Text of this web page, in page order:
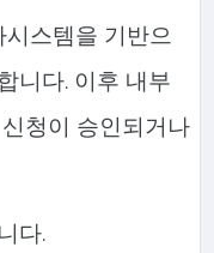
스템을 기반으
니다. 이후 내부
청이 승인되거나
다.